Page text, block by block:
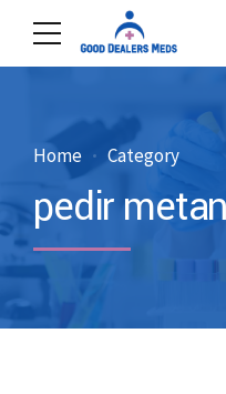
Home Category
pedir